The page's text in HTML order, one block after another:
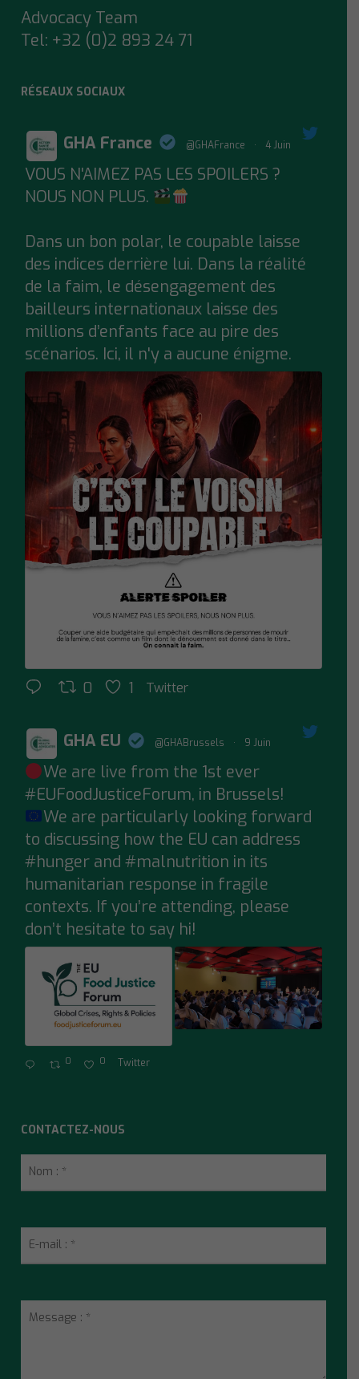
Advocacy Team
Tel: +32 (0)2 893 24 71
RÉSEAUX SOCIAUX
;
GHA France @GHAFrance · 4 Juin
VOUS N'AIMEZ PAS LES SPOILERS ?
NOUS NON PLUS.
Dans un bon polar, le coupable laisse
des indices derrière lui. Dans la réalité
de la faim, le désengagement des
bailleurs internationaux laisse des
millions d’enfants face au pire des
scénarios. Ici, il n'y a aucune énigme.
0 1 Twitter
;
GHA EU @GHABrussels · 9 Juin
We are live from the 1st ever
#EUFoodJusticeForum, in Brussels!
We are particularly looking forward
to discussing how the EU can address
#hungerand #malnutrition in its
humanitarian response in fragile
contexts. If you’re attending, please
don’t hesitate to say hi!
0 0 Twitter
CONTACTEZ-NOUS